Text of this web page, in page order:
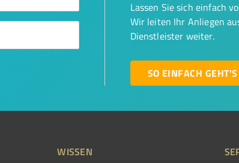
Lassen Sie sich einfach
Wir leiten Ihr Anliegen
Dienstleister weiter.
SO EINFACH GEHT'S
WISSEN